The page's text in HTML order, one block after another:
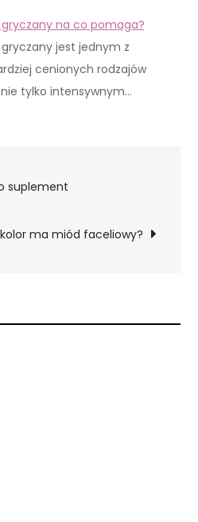
na co pomaga?
jest jednym z
cenionych rodzajów
tylko intensywnym…
suplement
ma miód faceliowy?